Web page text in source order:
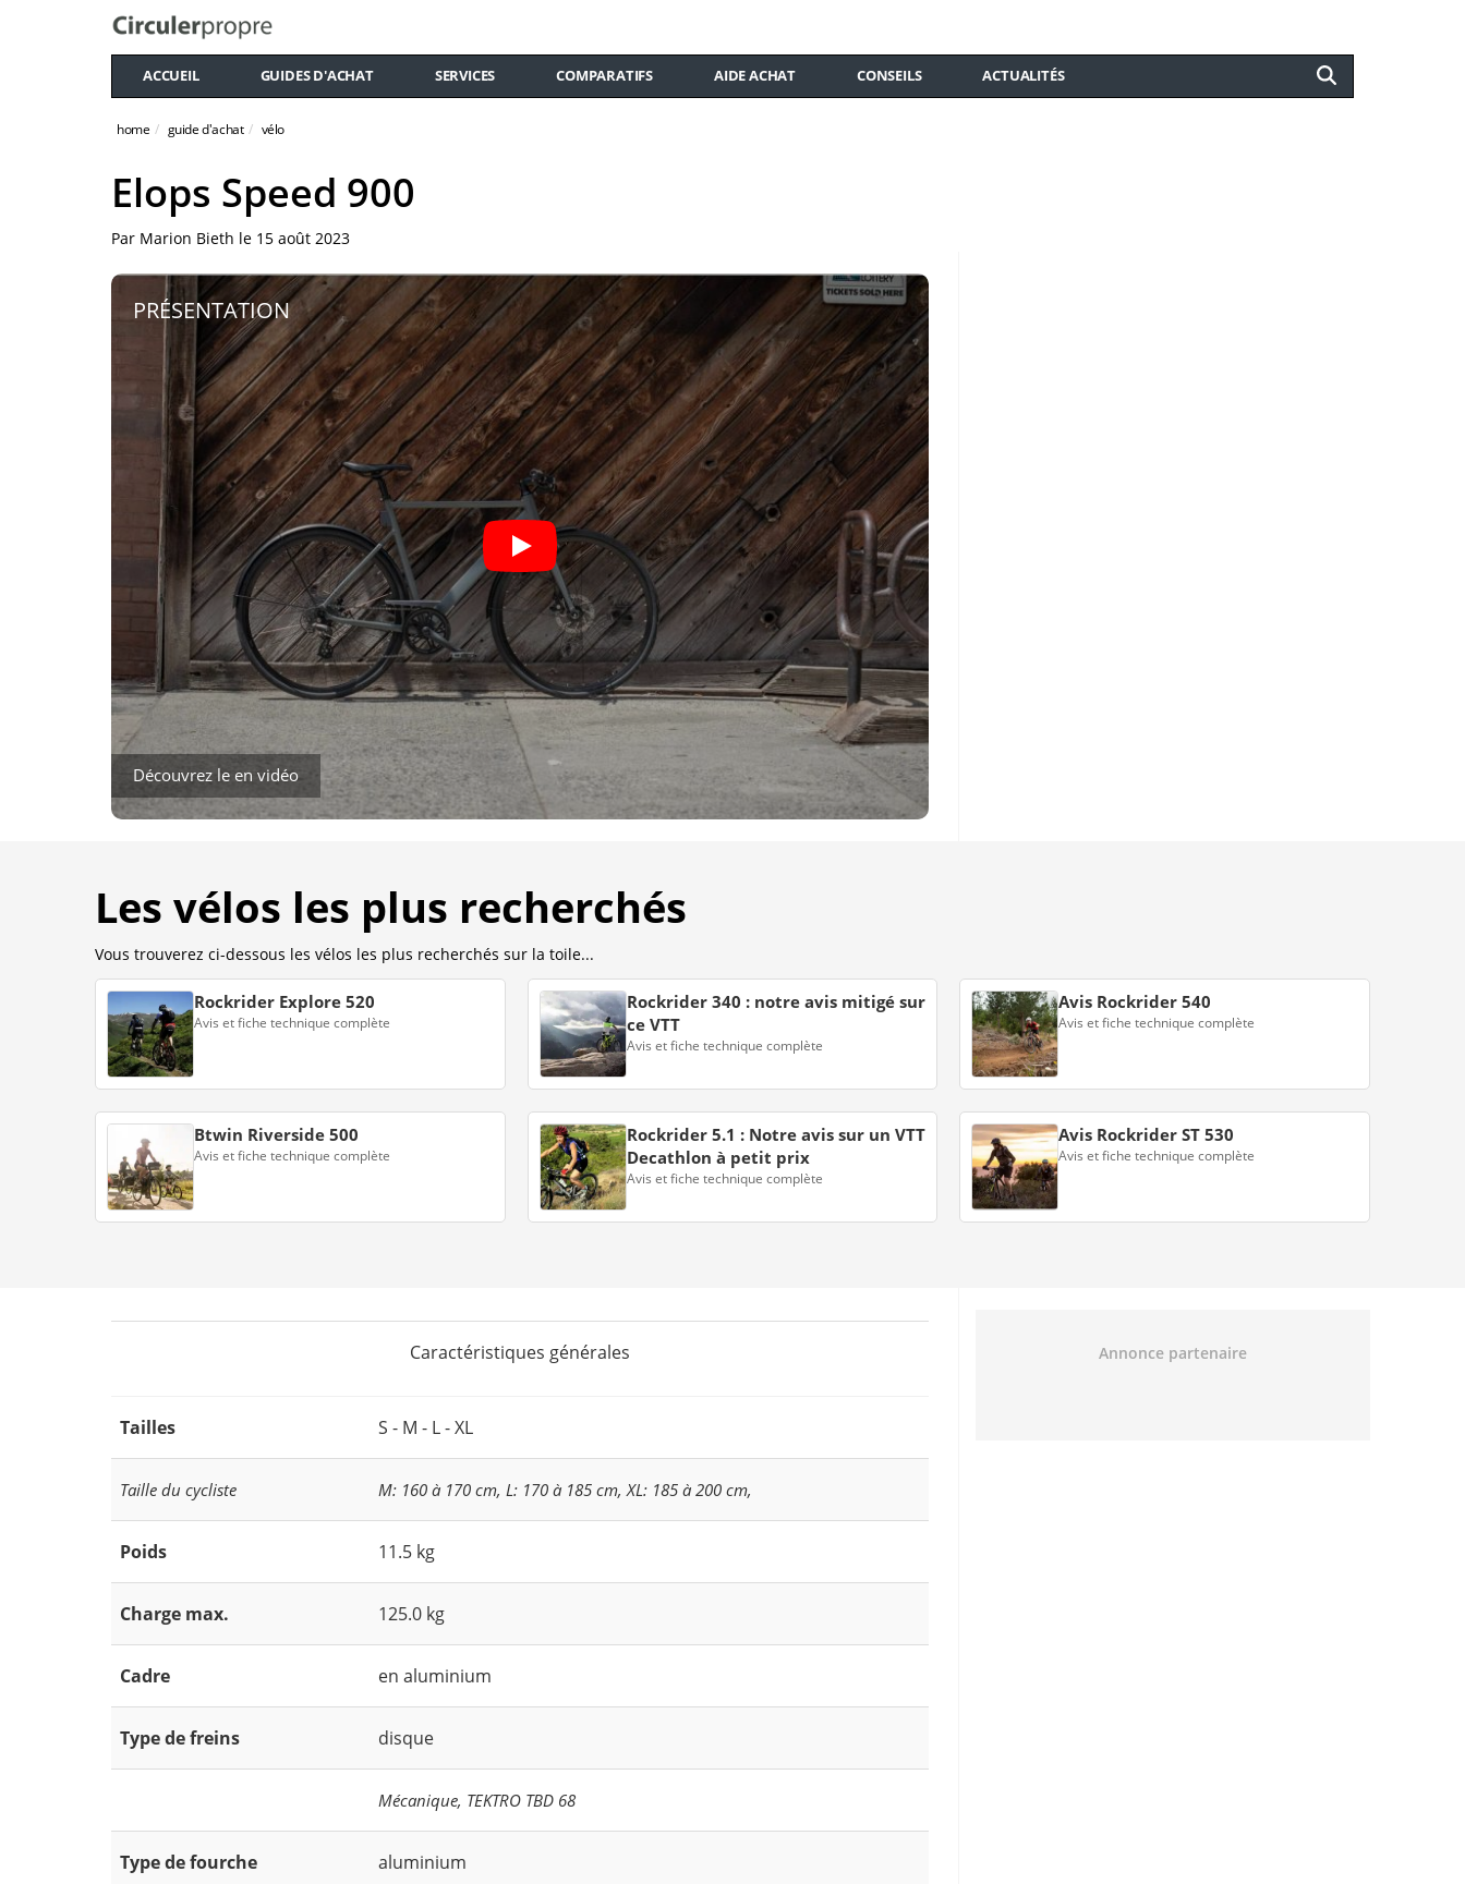
ACCUEIL GUIDES D'ACHAT SERVICES COMPARATIFS AIDE ACHAT CONSEILS ACTUALITÉS
home guide d'achat vélo
Elops Speed 900
Par Marion Bieth le 15 août 2023
PRÉSENTATION
Découvrez le en vidéo
Les vélos les plus recherchés
Vous trouverez ci-dessous les vélos les plus recherchés sur la toile...
Rockrider Explore 520
Avis et fiche technique complète
Rockrider 340 : notre avis mitigé sur
ce VTT
Avis et fiche technique complète
Avis Rockrider 540
Avis et fiche technique complète
Btwin Riverside 500
Avis et fiche technique complète
Rockrider 5.1 : Notre avis sur un VTT
Decathlon à petit prix
Avis et fiche technique complète
Avis Rockrider ST 530
Avis et fiche technique complète
Caractéristiques générales
Tailles S - M - L - XL
Taille du cycliste M: 160 à 170 cm, L: 170 à 185 cm, XL: 185 à 200 cm,
Poids 11.5 kg
Charge max. 125.0 kg
Cadre en aluminium
Type de freins disque
Mécanique, TEKTRO TBD 68
Type de fourche aluminium
Annonce partenaire